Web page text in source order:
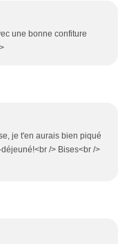
une bonne confiture
je t'en aurais bien piqué
/> Bises<br />